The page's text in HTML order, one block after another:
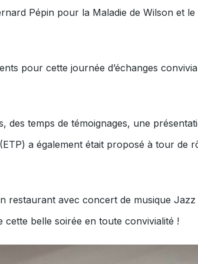
Pépin pour la Maladie de Wilson et
pour cette journée d’échanges
temps de témoignages, une
a également était proposé à tour de
restaurant avec concert de musique
belle soirée en toute convivialité !